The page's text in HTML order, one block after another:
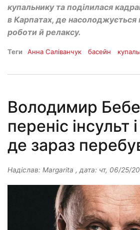
купальнику та поділилася
в Карпатах, де насолоджується
роботи й релаксу.
Теги Анна Саліванчук басейн
Володимир
переніс інсульт
де зараз
Надіслав: Margarita , дата: чт, 06/25/